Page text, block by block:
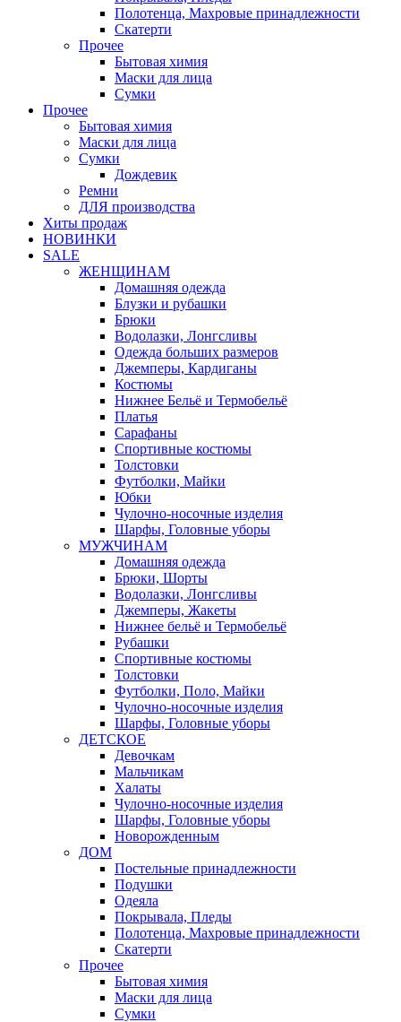
Полотенца, Махровые принадлежности
Скатерти
Прочее
Бытовая химия
Маски для лица
Сумки
Прочее
Бытовая химия
Маски для лица
Сумки
Дождевик
Ремни
ДЛЯ производства
Хиты продаж
НОВИНКИ
SALE
ЖЕНЩИНАМ
Домашняя одежда
Блузки и рубашки
Брюки
Водолазки, Лонгсливы
Одежда больших размеров
Джемперы, Кардиганы
Костюмы
Нижнее Бельё и Термобельё
Платья
Сарафаны
Спортивные костюмы
Толстовки
Футболки, Майки
Юбки
Чулочно-носочные изделия
Шарфы, Головные уборы
МУЖЧИНАМ
Домашняя одежда
Брюки, Шорты
Водолазки, Лонгсливы
Джемперы, Жакеты
Нижнее бельё и Термобельё
Рубашки
Спортивные костюмы
Толстовки
Футболки, Поло, Майки
Чулочно-носочные изделия
Шарфы, Головные уборы
ДЕТСКОЕ
Девочкам
Мальчикам
Халаты
Чулочно-носочные изделия
Шарфы, Головные уборы
Новорожденным
ДОМ
Постельные принадлежности
Подушки
Одеяла
Покрывала, Пледы
Полотенца, Махровые принадлежности
Скатерти
Прочее
Бытовая химия
Маски для лица
Сумки